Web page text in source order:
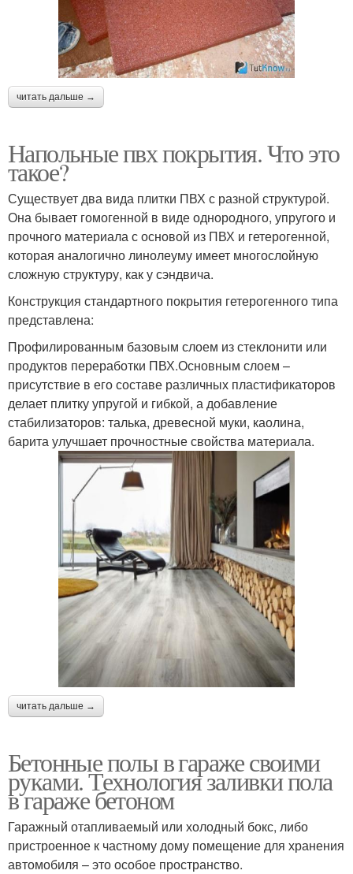
читать дальше →
Напольные пвх покрытия. Что это
такое?
Существует два вида плитки ПВХ с разной структурой.
Она бывает гомогенной в виде однородного, упругого и
прочного материала с основой из ПВХ и гетерогенной,
которая аналогично линолеуму имеет многослойную
сложную структуру, как у сэндвича.
Конструкция стандартного покрытия гетерогенного типа
представлена:
Профилированным базовым слоем из стеклонити или
продуктов переработки ПВХ.Основным слоем –
присутствие в его составе различных пластификаторов
делает плитку упругой и гибкой, а добавление
стабилизаторов: талька, древесной муки, каолина,
барита улучшает прочностные свойства материала.
читать дальше →
Бетонные полы в гараже своими
руками. Технология заливки пола
в гараже бетоном
Гаражный отапливаемый или холодный бокс, либо
пристроенное к частному дому помещение для хранения
автомобиля – это особое пространство.